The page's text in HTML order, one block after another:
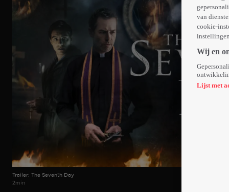
Trailer: The Seventh Day
2min
van
cookie-
Wij en
Lijst met